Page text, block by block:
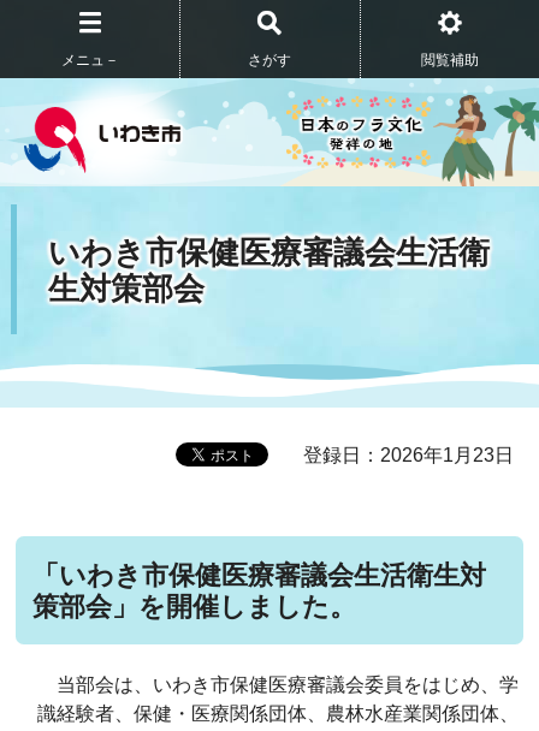
メニュ－ さがす 閲覧補助
いわき市保健医療審議会生活衛
生対策部会
登録日：2026年1月23日
「いわき市保健医療審議会生活衛生対
策部会」を開催しました。
当部会は、いわき市保健医療審議会委員をはじめ、学
識経験者、保健・医療関係団体、農林水産業関係団体、